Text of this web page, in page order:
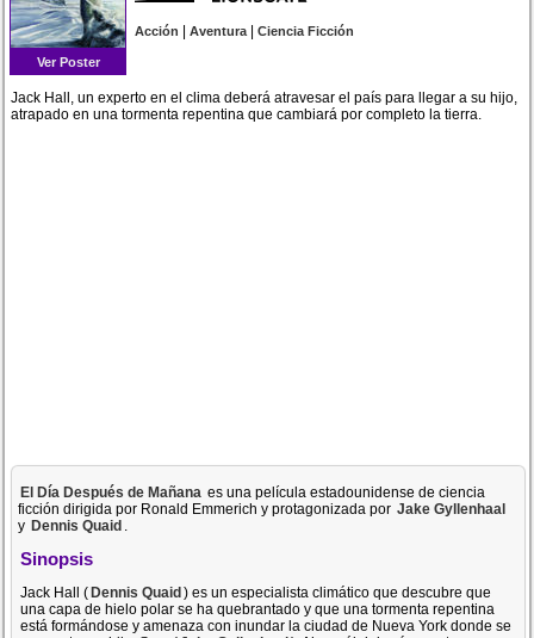
Ver Poster
Acción |Aventura|Ciencia Ficción
Jack Hall, un experto en el clima deberá atravesar el país para llegar a su hijo,
atrapado en una tormenta repentina que cambiará por completo la tierra.
El Día Después de Mañana es una película estadounidense de ciencia
ficción dirigida por Ronald Emmerich y protagonizada por Jake Gyllenhaal
y Dennis Quaid .
Sinopsis
Jack Hall (Dennis Quaid) es un especialista climático que descubre que
una capa de hielo polar se ha quebrantado y que una tormenta repentina
está formándose y amenaza con inundar la ciudad de Nueva York donde se